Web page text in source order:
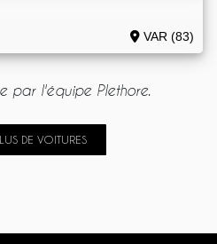
VAR (83)
par l'équipe Plethore.
DE VOITURES